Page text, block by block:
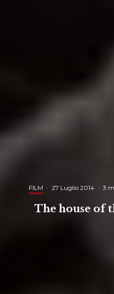
FILM · 27 Luglio 2014 · 3
The house of